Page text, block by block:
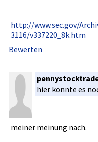
http://www­.sec.gov/
3116/v3372­20_8k.htm
Bewerten
hier könnte es
meiner meinung nach.